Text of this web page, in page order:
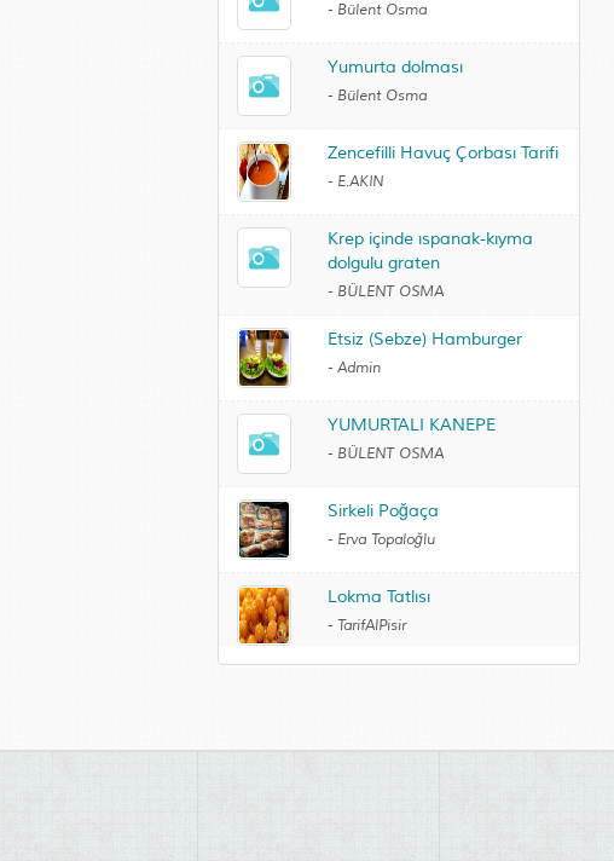
- Bülent Osma
Yumurta dolması
- Bülent Osma
Zencefilli Havuç Çorbası Tarifi
- E.AKIN
Krep içinde ıspanak-kıyma
dolgulu graten
- BÜLENT OSMA
Etsiz (Sebze) Hamburger
- Admin
YUMURTALI KANEPE
- BÜLENT OSMA
Sirkeli Poğaça
- Erva Topaloğlu
Lokma Tatlısı
- TarifAlPisir